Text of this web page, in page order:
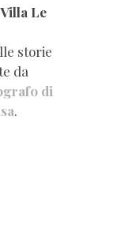
Le
storie
da
di
.